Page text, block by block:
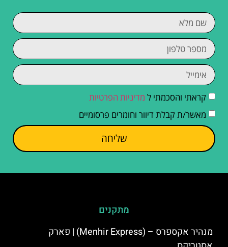
קראתי והסכמתי ל מדיניות הפרטיות
מאשר/ת קבלת דיוור וחומרים פרסומיים
שליחה
מתקנים
מנהיר אקספרס – (Menhir Express) | פארק